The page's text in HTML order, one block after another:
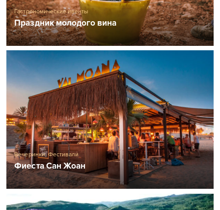
Гастрономические ивенты
Праздник молодого вина
Вечеринки,Фестивали
Фиеста Сан Жоан